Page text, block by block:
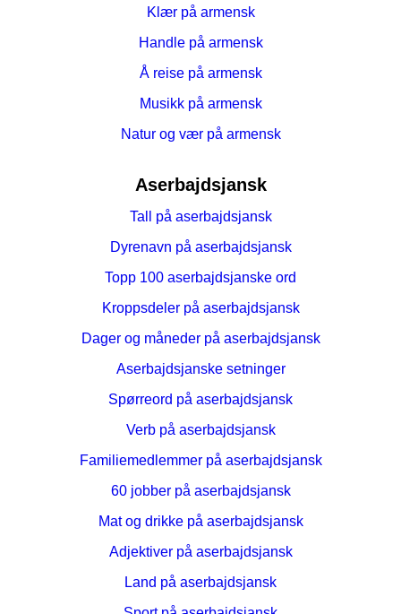
Klær på armensk
Handle på armensk
Å reise på armensk
Musikk på armensk
Natur og vær på armensk
Aserbajdsjansk
Tall på aserbajdsjansk
Dyrenavn på aserbajdsjansk
Topp 100 aserbajdsjanske ord
Kroppsdeler på aserbajdsjansk
Dager og måneder på aserbajdsjansk
Aserbajdsjanske setninger
Spørreord på aserbajdsjansk
Verb på aserbajdsjansk
Familiemedlemmer på aserbajdsjansk
60 jobber på aserbajdsjansk
Mat og drikke på aserbajdsjansk
Adjektiver på aserbajdsjansk
Land på aserbajdsjansk